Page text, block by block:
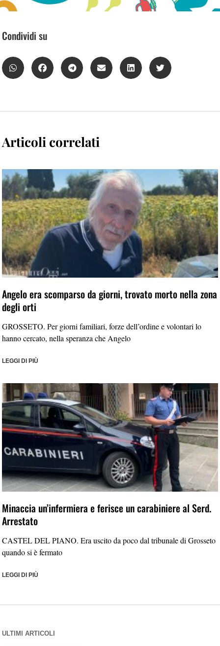
Condividi su
Articoli correlati
Angelo era scomparso da giorni, trovato morto nella zona
degli orti
GROSSETO. Per giorni familiari, forze dell’ordine e volontari lo
hanno cercato, nella speranza che Angelo
LEGGI DI PIÙ
Minaccia un’infermiera e ferisce un carabiniere al Serd.
Arrestato
CASTEL DEL PIANO. Era uscito da poco dal tribunale di Grosseto
quando si è fermato
LEGGI DI PIÙ
ULTIMI ARTICOLI